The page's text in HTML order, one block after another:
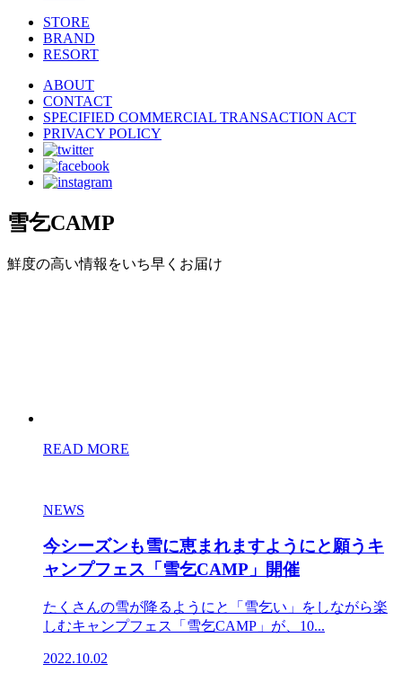
STORE
BRAND
RESORT
ABOUT
CONTACT
SPECIFIED COMMERCIAL TRANSACTION ACT
PRIVACY POLICY
雪乞CAMP
鮮度の高い情報をいち早くお届け
READ MORE
NEWS
今シーズンも雪に恵まれますようにと願うキ
ャンプフェス「雪乞CAMP」開催
たくさんの雪が降るようにと「雪乞い」をしながら楽
しむキャンプフェス「雪乞CAMP」が、10...
2022.10.02